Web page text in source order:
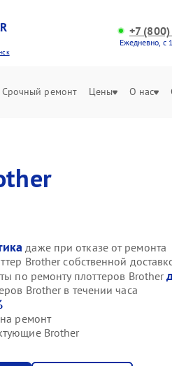
+7
Ежедневно, с
Срочный ремонт Цены О нас
даже при отказе от ремонта
Brother собственной
по ремонту плоттеров Brother
Brother в течении часа
ремонт
Brother